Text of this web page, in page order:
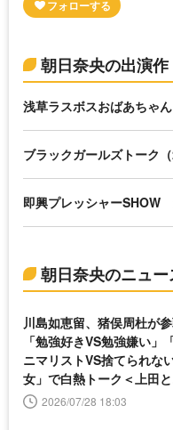
朝日奈央の出演作
浅草ラスボスおばあちゃん
ブラックガールズトーク（
即興プレッシャーSHOW
朝日奈央のニュー
川島如恵留、猪俣周杜が
「勉強好きVS勉強嫌い」
ニマリストVS捨てられな
女」で白熱トーク＜上田
が吠える夜＞
2026/07/28 18:03